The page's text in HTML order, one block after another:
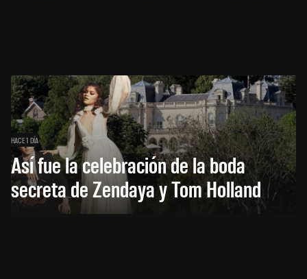
HACE 1 DÍA
Así fue la celebración de la boda
secreta de Zendaya y Tom Holland